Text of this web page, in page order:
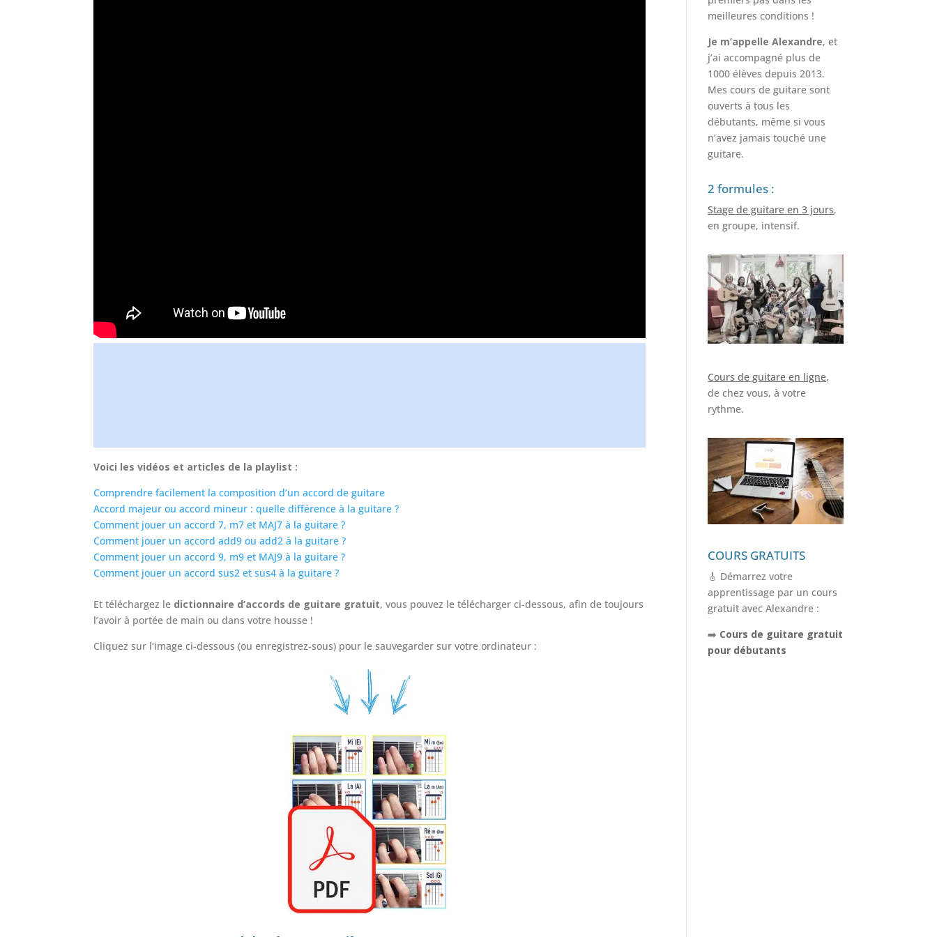
Voici les vidéos et articles de la playlist :
Comprendre facilement la composition d’un accord de guitare
Accord majeur ou accord mineur : quelle différence à la guitare ?
Comment jouer un accord 7, m7 et MAJ7 à la guitare ?
Comment jouer un accord add9 ou add2 à la guitare ?
Comment jouer un accord 9, m9 et MAJ9 à la guitare ?
Comment jouer un accord sus2 et sus4 à la guitare ?
Et téléchargez le dictionnaire d’accords de guitare gratuit, vous pouvez le télécharger ci-dessous, afin de toujours
l’avoir à portée de main ou dans votre housse !
Cliquez sur l’image ci-dessous (ou enregistrez-sous) pour le sauvegarder sur votre ordinateur :
meilleures conditions !
Je m’appelle Alexandre, et
j’ai accompagné plus de
1000 élèves depuis 2013.
Mes cours de guitare sont
ouverts à tous les
débutants, même si vous
n’avez jamais touché une
guitare.
2 formules :
Stage de guitare en 3 jours,
en groupe, intensif.
Cours de guitare en ligne,
de chez vous, à votre
rythme.
COURS GRATUITS
🎸 Démarrez votre
apprentissage par un cours
gratuit avec Alexandre :
➡️ Cours de guitare gratuit
pour débutants